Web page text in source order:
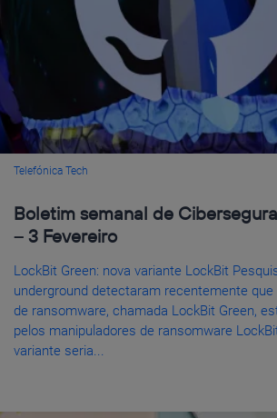
Telefónica Tech
Boletim semanal de
– 3 Fevereiro
LockBit Green: nova variante LockBit
underground detectaram recentemente que
de ransomware, chamada LockBit Green,
pelos manipuladores de ransomware
variante seria...